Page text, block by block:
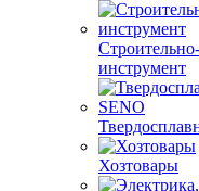
инструмент
Хозтовары